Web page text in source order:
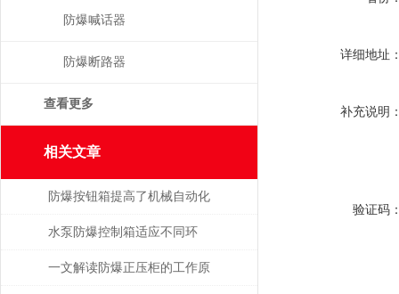
详细地址
补充说明
验证码
防爆喊话器
防爆断路器
查看更多
相关文章
防爆按钮箱提高了机械自动化
程度
水泵防爆控制箱适应不同环
境，保障安全运行
一文解读防爆正压柜的工作原